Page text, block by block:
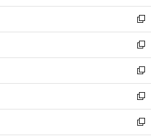
開
く
ウ
で
開
く
ン
ド
ウ
で
開
く
新
し
い
ウ
ィ
ン
ド
ウ
で
開
新
し
い
ウ
ィ
ン
ド
新
し
い
ウ
ィ
新
し
い
新